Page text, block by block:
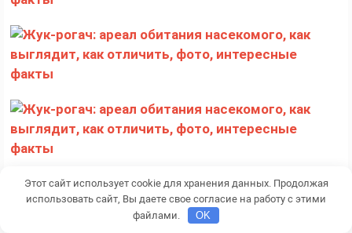
Этот сайт использует cookie для хранения данных. Продолжая
использовать сайт, Вы даете свое согласие на работу с этими
файлами.
OK